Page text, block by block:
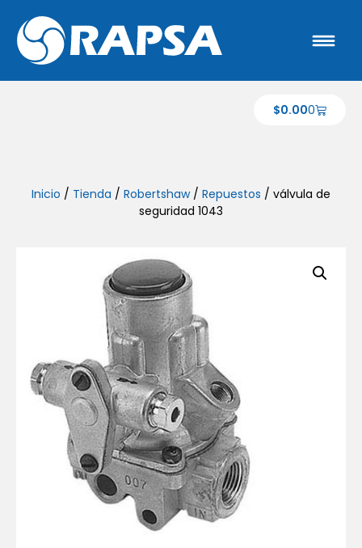
$0.000
Inicio / Tienda / Robertshaw/ Repuestos / válvula de
seguridad 1043